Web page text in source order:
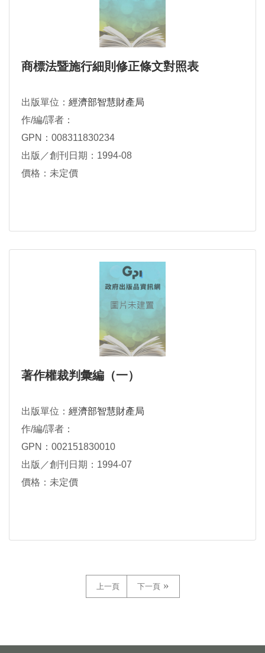
商標法暨施行細則修正條文對照表
出版單位： 經濟部智慧財產局
作/編/譯者：
GPN：008311830234
出版／創刊日期：1994-08
價格：未定價
著作權裁判彙編（一）
出版單位： 經濟部智慧財產局
作/編/譯者：
GPN：002151830010
出版／創刊日期：1994-07
價格：未定價
上一頁 下一頁